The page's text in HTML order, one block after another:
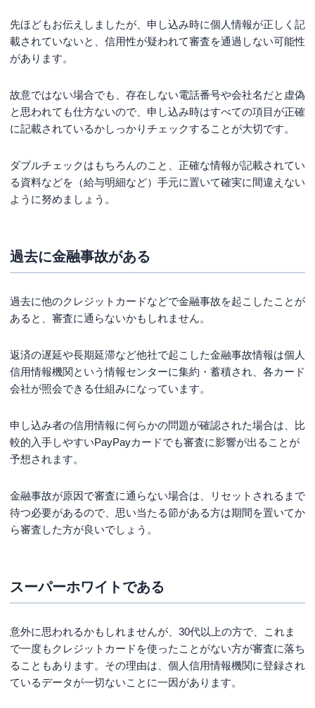
先ほどもお伝えしましたが、申し込み時に個人情報が正しく記
載されていないと、信用性が疑われて審査を通過しない可能性
があります。
故意ではない場合でも、存在しない電話番号や会社名だと虚偽
と思われても仕方ないので、申し込み時はすべての項目が正確
に記載されているかしっかりチェックすることが大切です。
ダブルチェックはもちろんのこと、正確な情報が記載されてい
る資料などを（給与明細など）手元に置いて確実に間違えない
ように努めましょう。
過去に金融事故がある
過去に他のクレジットカードなどで金融事故を起こしたことが
あると、審査に通らないかもしれません。
返済の遅延や長期延滞など他社で起こした金融事故情報は個人
信用情報機関という情報センターに集約・蓄積され、各カード
会社が照会できる仕組みになっています。
申し込み者の信用情報に何らかの問題が確認された場合は、比
較的入手しやすいPayPayカードでも審査に影響が出ることが
予想されます。
金融事故が原因で審査に通らない場合は、リセットされるまで
待つ必要があるので、思い当たる節がある方は期間を置いてか
ら審査した方が良いでしょう。
スーパーホワイトである
意外に思われるかもしれませんが、30代以上の方で、これま
で一度もクレジットカードを使ったことがない方が審査に落ち
ることもあります。その理由は、個人信用情報機関に登録され
ているデータが一切ないことに一因があります。